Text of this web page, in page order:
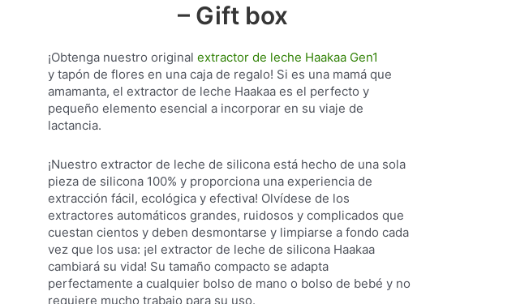
– Gift box
¡Obtenga nuestro originalextractor de leche Haakaa Gen1
y tapón de flores en una caja de regalo! Si es una mamá que
amamanta, el extractor de leche Haakaa es el perfecto y
pequeño elemento esencial a incorporar en su viaje de
lactancia.
¡Nuestro extractor de leche de silicona está hecho de una sola
pieza de silicona 100% y proporciona una experiencia de
extracción fácil, ecológica y efectiva! Olvídese de los
extractores automáticos grandes, ruidosos y complicados que
cuestan cientos y deben desmontarse y limpiarse a fondo cada
vez que los usa: ¡el extractor de leche de silicona Haakaa
cambiará su vida! Su tamaño compacto se adapta
perfectamente a cualquier bolso de mano o bolso de bebé y no
requiere mucho trabajo para su uso.